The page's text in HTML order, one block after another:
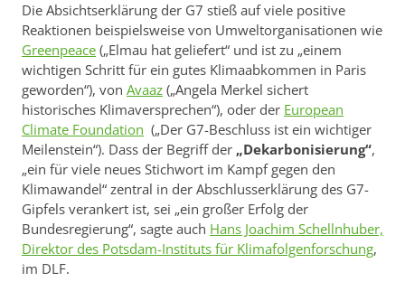
Die Absichtserklärung der G7 stieß auf viele positive
Reaktionen beispielsweise von Umweltorganisationen wie
Greenpeace („Elmau hat geliefert“ und ist zu „einem
wichtigen Schritt für ein gutes Klimaabkommen in Paris
geworden“), von Avaaz („Angela Merkel sichert
historisches Klimaversprechen“), oder der European
Climate Foundation („Der G7-Beschluss ist ein wichtiger
Meilenstein“). Dass der Begriff der „Dekarbonisierung“,
„ein für viele neues Stichwort im Kampf gegen den
Klimawandel“ zentral in der Abschlusserklärung des G7-
Gipfels verankert ist, sei „ein großer Erfolg der
Bundesregierung“, sagte auch Hans Joachim Schellnhuber,
Direktor des Potsdam-Instituts für Klimafolgenforschung,
im DLF.